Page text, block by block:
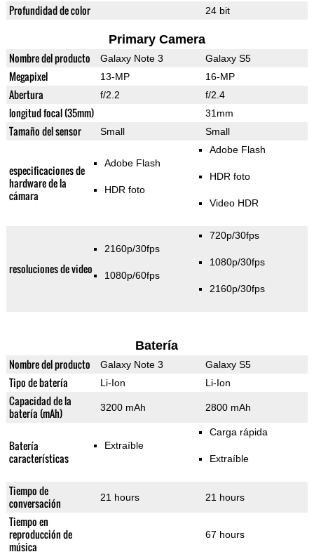
Profundidad de color 24 bit
Primary Camera
Nombre del producto Galaxy Note 3 Galaxy S5
Megapixel 13-MP 16-MP
Abertura f/2.2 f/2.4
longitud focal (35mm) 31mm
Tamaño del sensor Small Small
especificaciones de
hardware de la
cámara
Adobe Flash
HDR foto
Adobe Flash
HDR foto
Video HDR
resoluciones de video
2160p/30fps
1080p/60fps
720p/30fps
1080p/30fps
2160p/30fps
Batería
Nombre del producto Galaxy Note 3 Galaxy S5
Tipo de batería Li-Ion Li-Ion
Capacidad de la
batería (mAh)
3200 mAh 2800 mAh
Batería
características
Extraíble
Carga rápida
Extraíble
Tiempo de
conversación
21 hours 21 hours
Tiempo en
reproducción de
música
67 hours